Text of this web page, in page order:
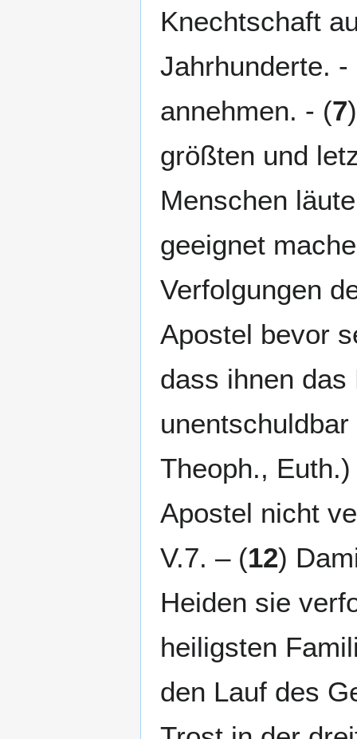
Knechtschaft
Jahrhunderte. -
annehmen. - (7
größten und
Menschen
geeignet
Verfolgungen
Apostel bevor
dass ihnen
Theoph.,
Apostel nicht
V.7. – (12)
Heiden sie
heiligsten
den Lauf des